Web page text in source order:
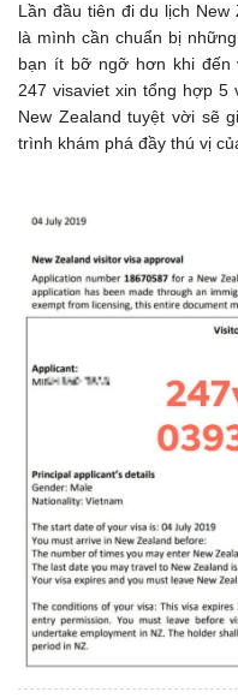
Lần đầu tiên đi du lịch
là mình cần chuẩn bị
bạn ít bỡ ngỡ hơn khi đến
247 visaviet xin tổng hợp 5
New Zealand tuyệt vời sẽ
trình khám phá đầy thú vị